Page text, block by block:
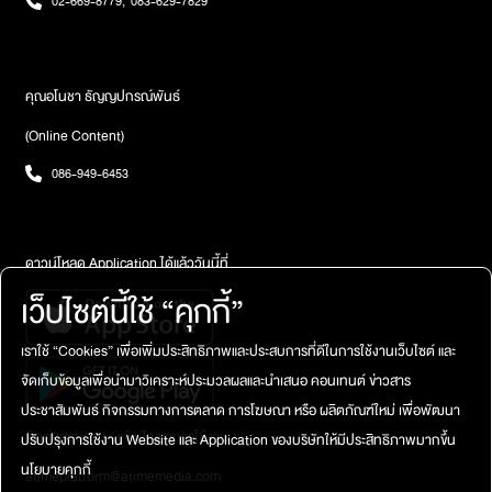
นั้นเขาปวดหนัก จึงไปเข้าห้องน้ำห้องด้านในสุด แต่เขาเห็นว่าประตูห้อง
จะทำธุระติดกับห้องข้าง ๆ เขาจึงเดินออกไปล้างมือ แต่เมื่อเงยหน้าขึ้นมา
เขาก็เห็นท่อนขาผู้หญิงใส่รองเท้าคัทชูสีดำ ยืนอยู่บนเพดาน… ส่วนเรื่อง
ด้วยความปากไวว่า “โอ้ย แย่จังลิฟต์เต็ม ออกไปก่อนได้มั้ย ให้พวกผม
ลงไปก่อน” และจากนั้นเอง สัญญาณก็หยุดดัง และทั้งคู่ก็สามารถลงไป
ยังชั้น 1 เมื่อไปถึงคุณบีก็รีบไปเอารถ ส่วนคุณแบงค์ด้วยความเป็นนัก
วิทยาศาสตร์เขาอยากพิสูจน์ และรอยืนดูตรงที่โต๊ะ รปภ. ผ่านจอ
CCTV เขาเห็นว่า ลิฟต์กำลังขึ้นไปที่ชั้น 3 ด้วยตนมันเอง โดยไม่มีคนกด
และเมื่อถึงชั้น 3 ประตูก็เปิดออก และปิดลิฟต์ค่อย ๆ เลื่อนลงมาจนถึงชั้น
1 คุณแบงค์ยังคงยืนอยู่าหน้าลิฟต์ เมื่อประตูลิฟต์เปิดออกสังเกตได้ว่า
พื้นลิฟต์มันยวบลง 8 ครั้ง เหมือนกับว่า มีคนเดินออกมาจากลิฟต์ 8
คน…กลายเป็นเรื่องราวหลอนที่ยังคงวนเวียน และปรากฏให้ผู้คนได้เห็น
ในทุกชั้นของอาคารคณะวิทยาศาสตร์แห่งนี้(เป็นความเชื่อส่วนบุคคล
ครั้งที่ทำขั้นตอนอะไร เธอจะจุดธูปคอยบอกลูกพี่ลูกน้องว่า ‘ถ้าเธอ
ฟ้องร้องกัน ระหว่างลูกของลูกพี่ลูกน้อง และเธอผู้เป็นผู้จัดการมรดก
เป็นข้อพิพาทระหว่างกัน แต่คุณเจเจก็ทำตามเจตจำนงของคนตาย ซึ่ง
จุดประสงค์ของคุณเจเจ มีแค่อยากให้ชื่อบนโฉนด มีชื่อของเธอ ส่วน
ญาติของลูกพี่ลูกน้องจะอยู่ก็อยู่ไป เธอแค่อยากทำให้มันจบตามจุด
ประสงค์ของคนตาย เพราะเขามาหาเธอบ่อยมาก แทบทุกคืน กับกลิ่นธูป
ในยามวิกาล….(เป็นความเชื่อส่วนบุคคล โปรดใช้วิจารณญาณในการ
อ่าน)รับฟังเต็ม ๆ ได้ที่
คุณอโนชา ธัญญปกรณ์พันธ์
(Online Content)
086-949-6453
ดาวน์โหลด Application ได้แล้ววันนี้ที่
ติดต่อสอบถาม / แจ้งปัญหาการใช้งาน
atimeplatform@atimemedia.com
เว็บไซต์นี้ใช้ “คุกกี้”
เราใช้ “Cookies” เพื่อเพิ่มประสิทธิภาพและประสบการที่ดีในการใช้งานเว็บไซต์ และ
จัดเก็บข้อมูลเพื่อนำมาวิเคราะห์ประมวลผลและนำเสนอ คอนเทนต์ ข่าวสาร
ประชาสัมพันธ์ กิจกรรมทางการตลาด การโฆษณา หรือ ผลิตภัณฑ์ใหม่ เพื่อพัฒนา
ปรับปรุงการใช้งาน Website และ Application ของบริษัทให้มีประสิทธิภาพมากขึ้น
นโยบายคุกกี้